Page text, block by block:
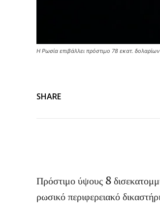
Η Ρωσία επιβάλλει πρόστιμο 78 εκατ.
SHARE
Πρόστιμο ύψους 8
ρωσικό περιφερειακό